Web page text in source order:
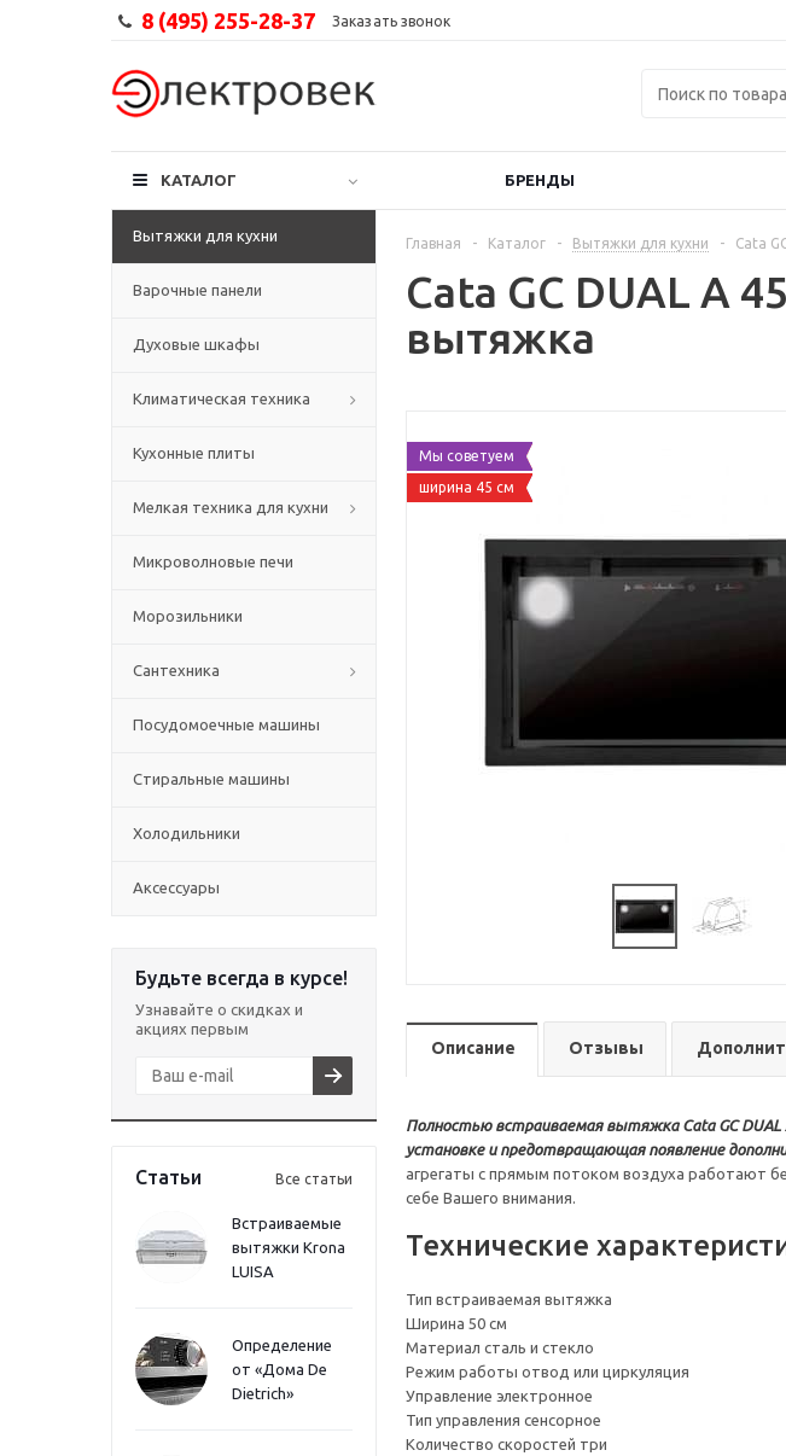
8 (495) 255-28-37 Заказать звонок
КАТАЛОГ БРЕНДЫ
Вытяжки для кухни
Варочные панели
Духовые шкафы
Климатическая техника
Кухонные плиты
Мелкая техника для кухни
Микроволновые печи
Морозильники
Сантехника
Посудомоечные машины
Стиральные машины
Холодильники
Аксессуары
Будьте всегда в курсе!
Узнавайте о скидках и
акциях первым
Статьи Все статьи
Встраиваемые
вытяжки Krona
LUISA
Определение
от «Дома De
Dietrich»
Главная - Каталог - Вытяжки для кухни - Cata
Cata GC DUAL A
вытяжка
Мы советуем
ширина 45 см
Описание Отзывы
Полностью встраиваемая вытяжка Cata GC
установке и предотвращающая появление
агрегаты с прямым потоком воздуха работают
себе Вашего внимания.
Технические
Тип встраиваемая вытяжка
Ширина 50 см
Материал сталь и стекло
Режим работы отвод или циркуляция
Управление электронное
Тип управления сенсорное
Количество скоростей три